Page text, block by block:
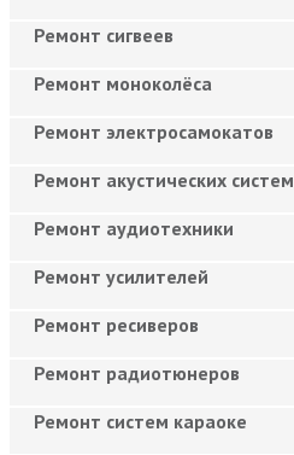
Ремонт сигвеев
Ремонт моноколёса
Ремонт электросамокатов
Ремонт акустических систем
Ремонт аудиотехники
Ремонт усилителей
Ремонт ресиверов
Ремонт радиотюнеров
Ремонт систем караоке